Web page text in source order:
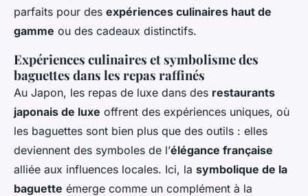
parfaits pour des expériences culinaires haut de
gamme ou des cadeaux distinctifs.
Expériences culinaires et symbolisme des
baguettes dans les repas raffinés
Au Japon, les repas de luxe dans des restaurants
japonais de luxe offrent des expériences uniques, où
les baguettes sont bien plus que des outils : elles
deviennent des symboles de l’élégance française
alliée aux influences locales. Ici, la symbolique de la
baguette émerge comme un complément à la